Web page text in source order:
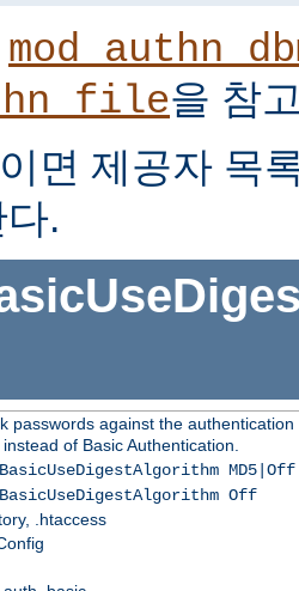
을 참
이면 제공자 목
.
passwords against the
of Basic Authentication.
MD5|Off
Off
.htaccess